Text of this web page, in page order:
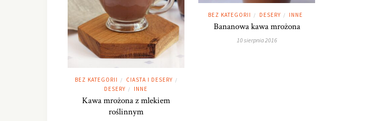
BEZ KATEGORII / CIASTA I DESERY /
DESERY / INNE
Kawa mrożona z mlekiem
roślinnym
BEZ KATEGORII / DESERY / INNE
Bananowa kawa mrożona
10 sierpnia 2016